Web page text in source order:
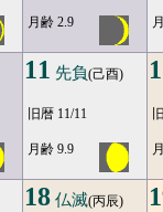
月齢 2.9
11 先負(己酉)
旧暦 11/11
月齢 9.9
18 仏滅(丙辰)